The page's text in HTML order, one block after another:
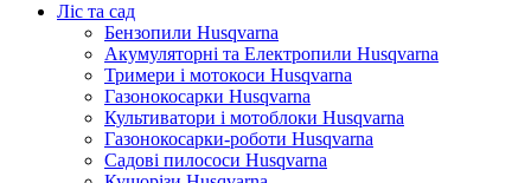
Ліс та сад
Бензопили Husqvarna
Акумуляторні та Електропили Husqvarna
Тримери і мотокоси Husqvarna
Газонокосарки Husqvarna
Культиватори і мотоблоки Husqvarna
Газонокосарки-роботи Husqvarna
Садові пилососи Husqvarna